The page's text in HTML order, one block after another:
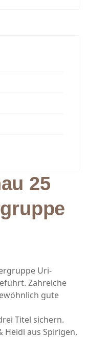
25
Uri-
Zahreiche
gute
Titel sichern.
Heidi aus Spirigen,